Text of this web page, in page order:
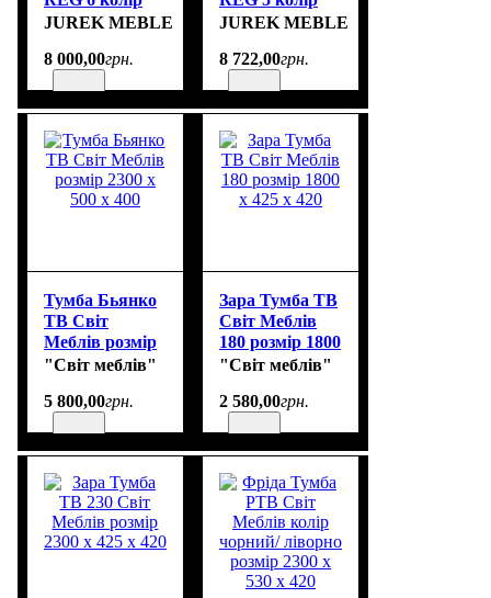
горіх розмір
JUREK MEBLE
8 000,00грн.
горіх розмір
JUREK MEBLE
8 722,00грн.
Тумба Бьянко
ТВ Світ
Меблів розмір
2300 х 500 х 400
"Світ меблів"
5 800,00грн.
Зара Тумба ТВ
Світ Меблів
180 розмір 1800
х 425 х 420
"Світ меблів"
2 580,00грн.